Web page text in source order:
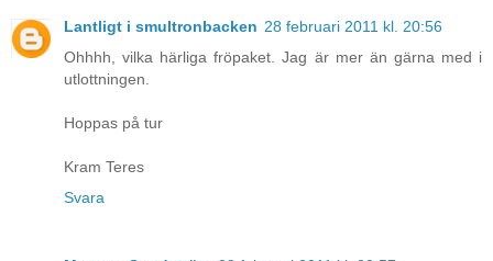
Lantligt i smultronbacken 28 februari 2011 kl. 20:56
Ohhhh, vilka härliga fröpaket. Jag är mer än gärna med i
utlottningen.
Hoppas på tur
Kram Teres
Svara